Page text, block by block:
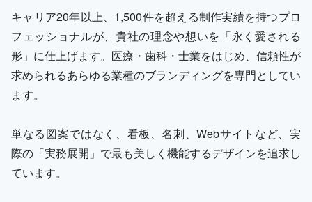
キャリア20年以上、1,500件を超える制作実績を持つプロ
フェッショナルが、貴社の理念や想いを「永く愛される
形」に仕上げます。医療・歯科・士業をはじめ、信頼性が
求められるあらゆる業種のブランディングを専門としてい
ます。
単なる図案ではなく、看板、名刺、Webサイトなど、実
際の「実務展開」で最も美しく機能するデザインを追求し
ています。